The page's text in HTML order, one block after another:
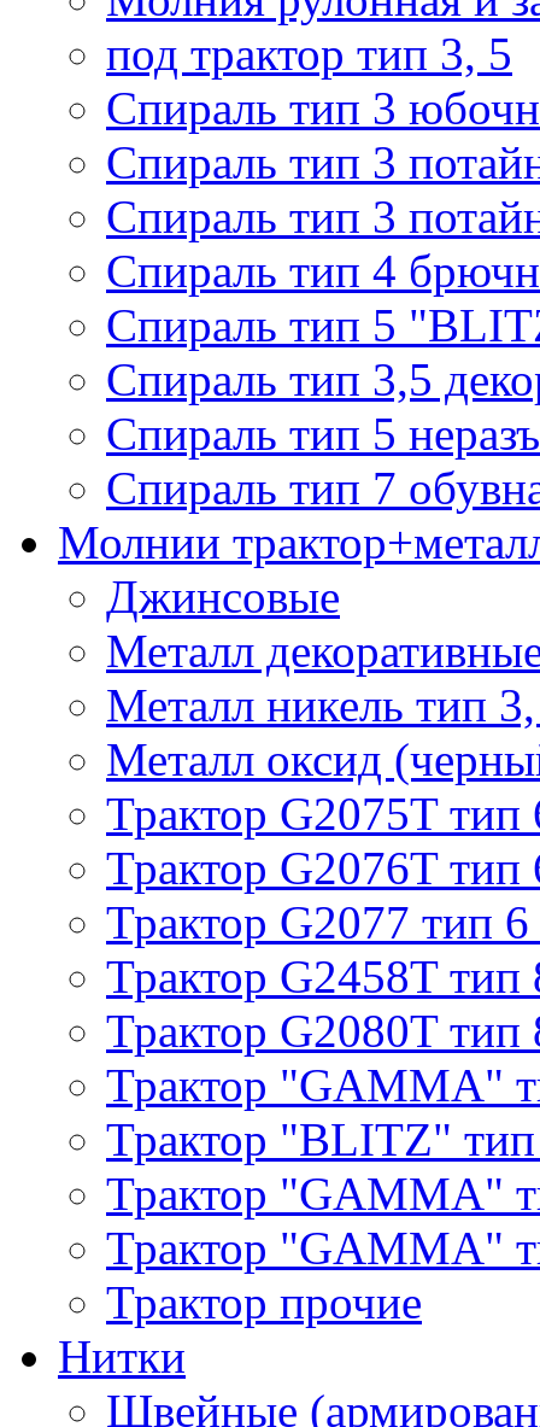
под трактор тип 3, 5
Спираль тип 3
Спираль тип 3
Спираль тип 3
Спираль тип 4
Спираль тип 5
Спираль тип 3,5
Спираль тип 5
Спираль тип 7
Молнии
Джинсовые
Металл
Металл никель тип
Металл оксид
Трактор G2075T тип
Трактор G2076T тип
Трактор G2077 тип 6
Трактор G2458T тип
Трактор G2080T тип
Трактор "GAMMA"
Трактор "BLITZ"
Трактор "GAMMA"
Трактор "GAMMA"
Трактор прочие
Нитки
Швейные